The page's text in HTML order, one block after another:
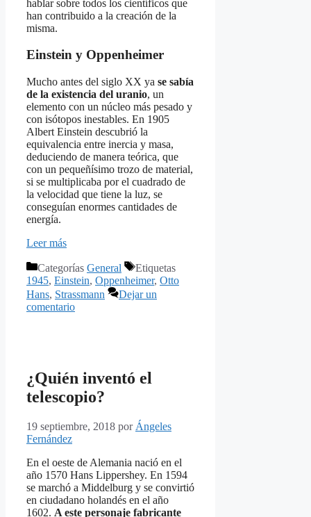
hablar sobre todos los científicos que
han contribuido a la creación de la
misma.
Einstein y Oppenheimer
Mucho antes del siglo XX ya se sabía
de la existencia del uranio, un
elemento con un núcleo más pesado y
con isótopos inestables. En 1905
Albert Einstein descubrió la
equivalencia entre inercia y masa,
deduciendo de manera teórica, que
con un pequeñísimo trozo de material,
si se multiplicaba por el cuadrado de
la velocidad que tiene la luz, se
conseguían enormes cantidades de
energía.
Leer más
Categorías General
Etiquetas
1945, Einstein, Oppenheimer, Otto
Hans, Strassmann
Dejar un
comentario
¿Quién inventó el
telescopio?
19 septiembre, 2018 por Ángeles
Fernández
En el oeste de Alemania nació en el
año 1570 Hans Lippershey. En 1594
se marchó a Middelburg y se convirtió
en ciudadano holandés en el año
1602. A este personaje fabricante